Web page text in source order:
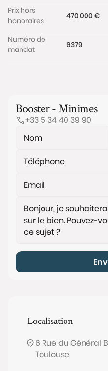
Prix hors
honoraires
470 000 €
Numéro de
mandat
6379
Booster - Minimes
+33 5 34 40 39 90
Localisation
6 Rue du Général
Toulouse